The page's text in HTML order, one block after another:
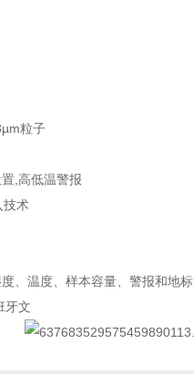
粒子
,高低温警报
技术
、温度、样本容量、警报和地标
牙文